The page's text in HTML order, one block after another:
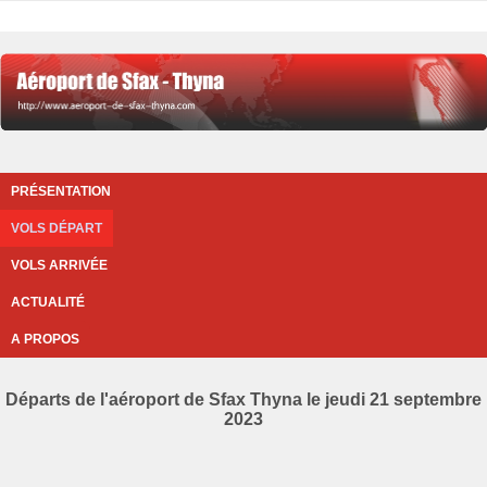
PRÉSENTATION
VOLS DÉPART
VOLS ARRIVÉE
ACTUALITÉ
A PROPOS
Départs de l'aéroport de Sfax Thyna le jeudi 21 septembre
2023